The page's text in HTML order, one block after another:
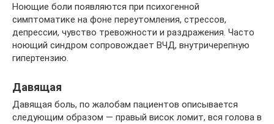
Ноющие боли появляются при психогенной
симптоматике на фоне переутомления, стрессов,
депрессии, чувство тревожности и раздражения. Часто
ноющий синдром сопровождает ВЧД, внутричерепную
гипертензию.
Давящая
Давящая боль, по жалобам пациентов описывается
следующим образом — правый висок ломит, вся голова в